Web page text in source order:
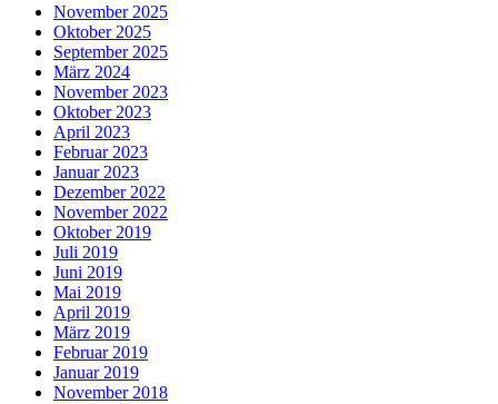
November 2025
Oktober 2025
September 2025
März 2024
November 2023
Oktober 2023
April 2023
Februar 2023
Januar 2023
Dezember 2022
November 2022
Oktober 2019
Juli 2019
Juni 2019
Mai 2019
April 2019
März 2019
Februar 2019
Januar 2019
November 2018